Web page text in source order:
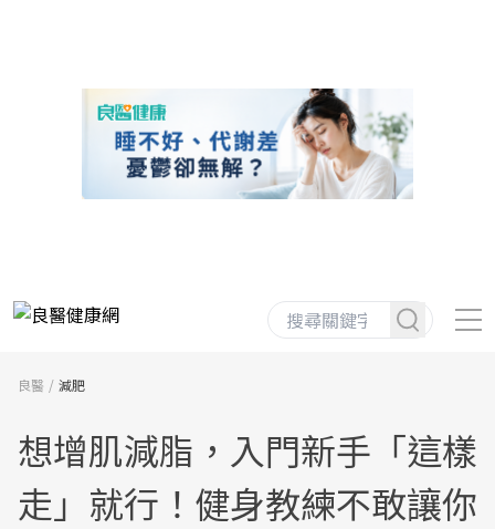
良醫 減肥
想增肌減脂，入門新手「這樣
走」就行！健身教練不敢讓你